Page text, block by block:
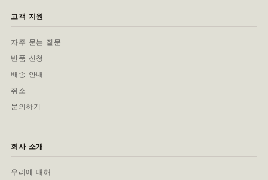
고객 지원
자주 묻는 질문
반품 신청
배송 안내
취소
문의하기
회사 소개
우리에 대해